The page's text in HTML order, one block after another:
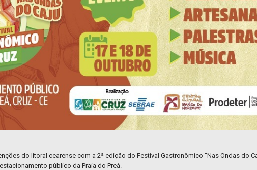
do litoral cearense com a 2ª edição do Festival Gastronômico “Nas Ondas do
público da Praia do Preá.